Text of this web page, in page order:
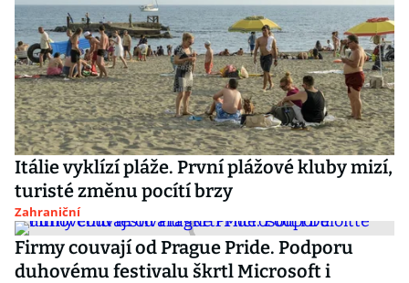
Itálie vyklízí pláže. První plážové kluby mizí,
turisté změnu pocítí brzy
Zahraniční
Firmy couvají od Prague Pride. Podporu
duhovému festivalu škrtl Microsoft i